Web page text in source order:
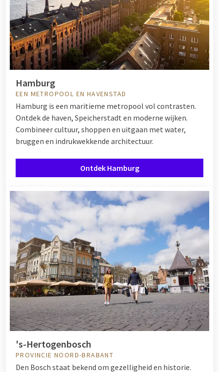
Hamburg
EEN METROPOOL EN HAVENSTAD
Hamburg is een maritieme metropool vol contrasten.
Ontdek de haven, Speicherstadt en moderne wijken.
Combineer cultuur, shoppen en uitgaan met water,
bruggen en indrukwekkende architectuur.
Ontdek Hamburg
's-Hertogenbosch
PROVINCIE NOORD-BRABANT
Den Bosch staat bekend om gezelligheid en historie.